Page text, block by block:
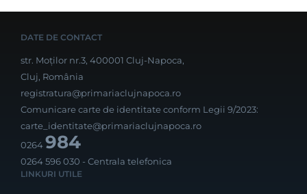
DATE DE CONTACT
str. Moților nr.3, 400001 Cluj-Napoca,
Cluj, România
registratura@primariaclujnapoca.ro
Comunicare carte de identitate conform Legii 9/2023:
carte_identitate@primariaclujnapoca.ro
0264984
0264 596 030 - Centrala telefonica
LINKURI UTILE